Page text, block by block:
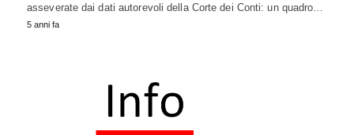
asseverate dai dati autorevoli della Corte dei Conti: un quadro…
5 anni fa